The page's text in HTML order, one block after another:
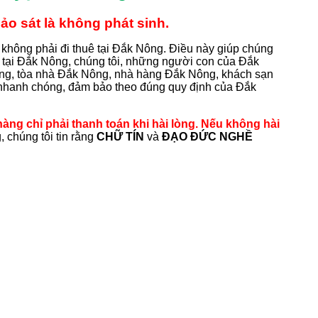
sát là không phát sinh.
phải đi thuê tại Đắk Nông. Điều này giúp chúng
Đắk Nông, chúng tôi, những người con của Đắk
tòa nhà Đắk Nông, nhà hàng Đắk Nông, khách sạn
chóng, đảm bảo theo đúng quy định của Đắk
chỉ phải thanh toán khi hài lòng. Nếu không hài
chúng tôi tin rằng CHỮ TÍN và ĐẠO ĐỨC NGHỀ